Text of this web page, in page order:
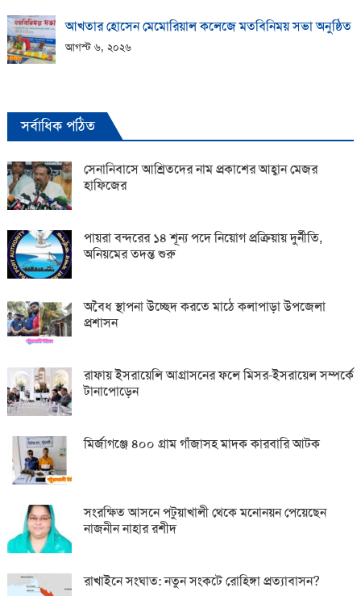
আখতার হোসেন মেমোরিয়াল কলেজে মতবিনিময় সভা অনুষ্ঠিত
আগস্ট ৬, ২০২৬
সর্বাধিক পঠিত
সেনানিবাসে আশ্রিতদের নাম প্রকাশের আহ্বান মেজর
হাফিজের
পায়রা বন্দরের ১৪ শূন্য পদে নিয়োগ প্রক্রিয়ায় দুর্নীতি,
অনিয়মের তদন্ত শুরু
অবৈধ স্থাপনা উচ্ছেদ করতে মাঠে কলাপাড়া উপজেলা
প্রশাসন
রাফায় ইসরায়েলি আগ্রাসনের ফলে মিসর-ইসরায়েল সম্পর্কে
টানাপোড়েন
মির্জাগঞ্জে ৪০০ গ্রাম গাঁজাসহ মাদক কারবারি আটক
সংরক্ষিত আসনে পটুয়াখালী থেকে মনোনয়ন পেয়েছেন
নাজনীন নাহার রশীদ
রাখাইনে সংঘাত: নতুন সংকটে রোহিঙ্গা প্রত্যাবাসন?